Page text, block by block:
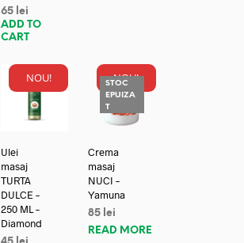
65 lei
ADD TO
CART
NOU!
Ulei
masaj
TURTA
DULCE –
250 ML –
Diamond
NOU!
STOC
EPUIZA
T
Crema
masaj
NUCI –
Yamuna
85 lei
READ MORE